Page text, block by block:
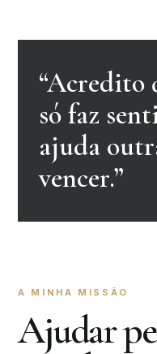
“Acredito
só faz
ajuda
vencer.”
A MINHA MISSÃO
Ajudar